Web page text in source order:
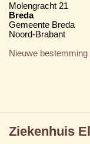
Molengracht 21
Breda
Gemeente Breda
Noord-Brabant
Nieuwe bestemming
Ziekenhuis